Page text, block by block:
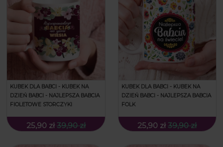
KUBEK DLA BABCI - KUBEK NA
DZIEŃ BABCI - NAJLEPSZA BABCIA
FIOLETOWE STORCZYKI
25,90 zł 39,90 zł
KUBEK DLA BABCI - KUBEK NA
DZIEŃ BABCI - NAJLEPSZA BABCIA
FOLK
25,90 zł 39,90 zł